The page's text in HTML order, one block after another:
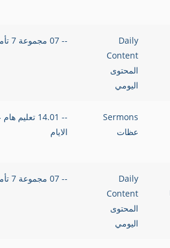
Daily
Content
المحتوى
اليومي
-- 07 مجموعة 7 تأملات عامة
Sermons
عظات
-- 14.01 تعليم
الايام
Daily
Content
المحتوى
اليومي
-- 07 مجموعة 7 تأملات عامة